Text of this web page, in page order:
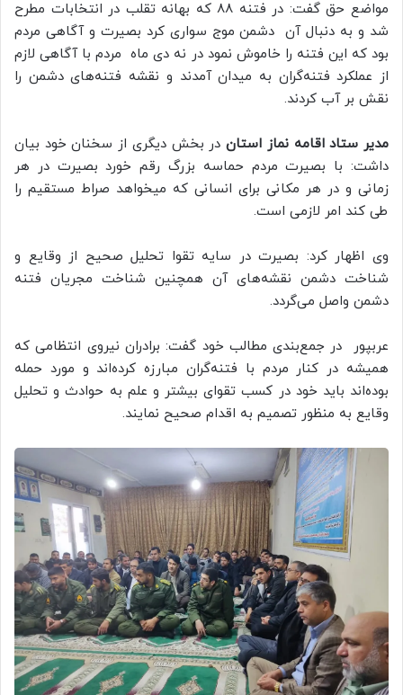
مواضع حق گفت: در فتنه ۸۸ که بهانه تقلب در انتخابات مطرح
شد و به دنبال آن دشمن موج سواری کرد بصیرت و آگاهی مردم
بود که این فتنه را خاموش نمود در نه دی ماه مردم با آگاهی لازم
از عملکرد فتنه‌گران به میدان آمدند و نقشه فتنه‌های دشمن را
نقش بر آب کردند.
مدیر ستاد اقامه نماز استاندر بخش دیگری از سخنان خود بیان
داشت: با بصیرت مردم حماسه بزرگ رقم خورد بصیرت در هر
زمانی و در هر مکانی برای انسانی که میخواهد صراط مستقیم را
طی کند امر لازمی است.
وی اظهار کرد: بصیرت در سایه تقوا تحلیل صحیح از وقایع و
شناخت دشمن نقشه‌های آن همچنین شناخت مجریان فتنه
دشمن واصل می‌گردد.
عربپور در جمع‌بندی مطالب خود گفت: برادران نیروی انتظامی که
همیشه در کنار مردم با فتنه‌گران مبارزه کرده‌اند و مورد حمله
بوده‌اند باید خود در کسب تقوای بیشتر و علم به حوادث و تحلیل
وقایع به منظور تصمیم به اقدام صحیح نمایند.